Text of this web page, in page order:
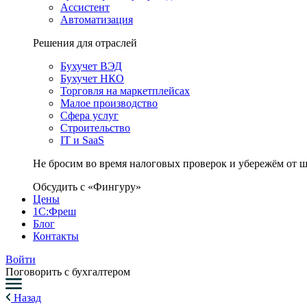
Ассистент
Автоматизация
Решения для отраслей
Бухучет ВЭД
Бухучет НКО
Торговля на маркетплейсах
Малое производство
Сфера услуг
Строительство
IT и SaaS
Не бросим во время налоговых проверок и убережём от
Обсудить с «Фингуру»
Цены
1С:Фреш
Блог
Контакты
Войти
Поговорить с бухгалтером
Назад